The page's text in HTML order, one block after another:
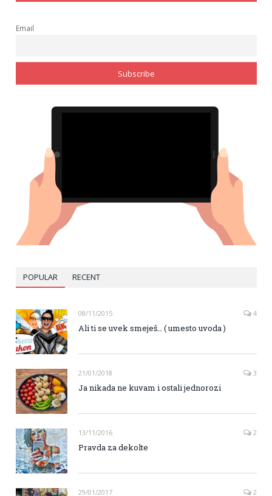
Email
POPULAR RECENT
08/11/2015 4
Ali ti se uvek smeješ… ( umesto uvoda )
21/01/2018 3
Ja nikada ne kuvam i ostali jednorozi
13/11/2016 2
Pravda za dekolte
29/01/2017 2